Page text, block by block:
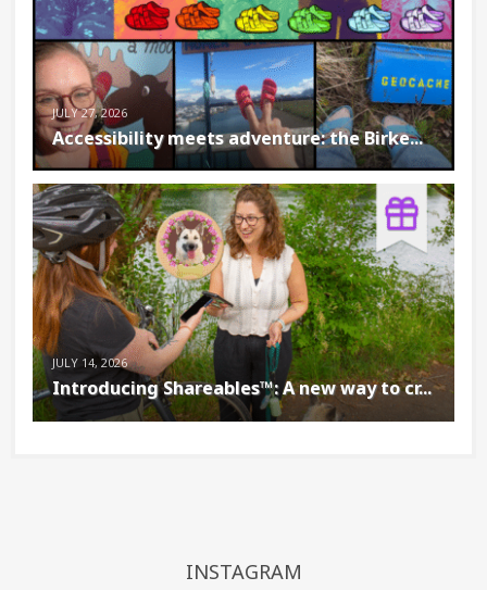
JULY 27, 2026
Accessibility meets adventure: the Birke...
JULY 14, 2026
Introducing Shareables™: A new way to cr...
INSTAGRAM